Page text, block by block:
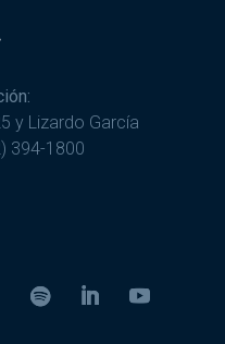
y Lizardo García
394-1800